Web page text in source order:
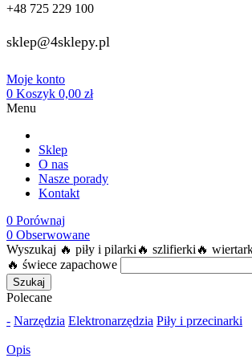
+48 725 229 100
sklep@4sklepy.pl
Moje konto
0 Koszyk 0,00 zł
Menu
Sklep
O nas
Nasze porady
Kontakt
0 Porównaj
0 Obserwowane
Wyszukaj 🔥 piły i pilarki 🔥 szlifierki 🔥
🔥 świece zapachowe
Szukaj
Polecane
- Narzędzia Elektronarzędzia Piły i przecinarki
Opis